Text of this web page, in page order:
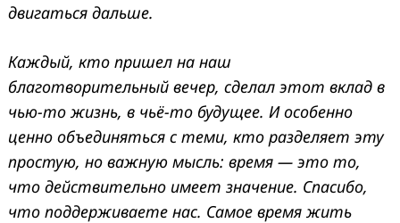
двигаться дальше.
Каждый, кто пришел на наш
благотворительный вечер, сделал этот вклад в
чью-то жизнь, в чьё-то будущее. И особенно
ценно объединяться с теми, кто разделяет эту
простую, но важную мысль: время — это то,
что действительно имеет значение. Спасибо,
что поддерживаете нас. Самое время жить